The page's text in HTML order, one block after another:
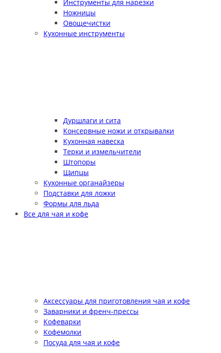
Инструменты для нарезки
Ножницы
Овощечистки
Кухонные инструменты
Дуршлаги и сита
Консервные ножи и открывалки
Кухонная навеска
Терки и измельчители
Штопоры
Щипцы
Кухонные органайзеры
Подставки для ложки
Формы для льда
Все для чая и кофе
Аксессуары для приготовления чая и кофе
Заварники и френч-прессы
Кофеварки
Кофемолки
Посуда для чая и кофе